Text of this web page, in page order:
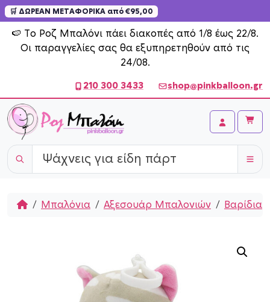
🛒 ΔΩΡΕΑΝ ΜΕΤΑΦΟΡΙΚΑ από €95,00
🍉 Το Ροζ Μπαλόνι πάει διακοπές από 1/8 έως 22/8.
Οι παραγγελίες σας θα εξυπηρετηθούν από τις
24/08.
Skip to content
210 300 3433 shop@pinkballoon.gr
Account
Cart
HomeΜπαλόνια Αξεσουάρ Μπαλονιών Βαρίδια